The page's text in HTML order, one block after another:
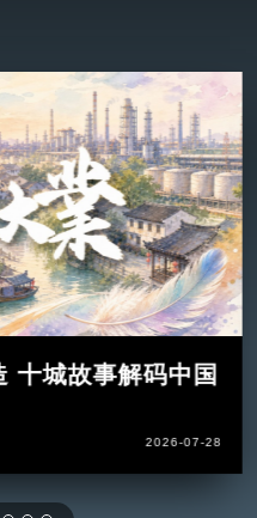
十城故事解码中国
2026-07-28